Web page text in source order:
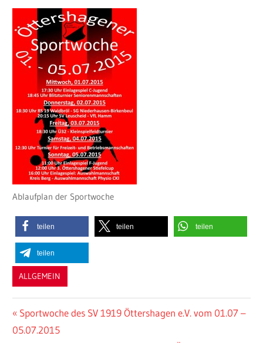
Ablaufplan der Sportwoche
teilen teilen teilen
teilen
ALLGEMEIN
Beitragsnavigation
Vorheriger
Beitrag:
Sportwoche des SV 1919 Öttershagen e.V. vom 01.07 –
05.07.2015